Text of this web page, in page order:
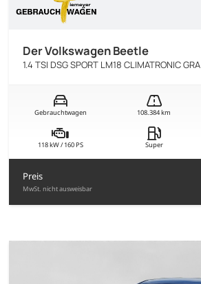
Der Volkswagen Beetle
1.4 TSI DSG SPORT LM18 CLIMATRONIC GRA
Gebrauchtwagen 108.384 km
118 kW / 160 PS Super
Preis
MwSt. nicht ausweisbar